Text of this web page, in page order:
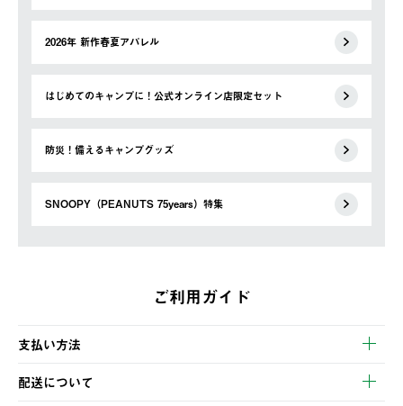
2026年 新作春夏アパレル
はじめてのキャンプに！公式オンライン店限定セット
防災！備えるキャンプグッズ
SNOOPY（PEANUTS 75years）特集
ご利用ガイド
支払い方法
以下のいずれかの方法でお支払いいただけます。
・クレジットカード決済
配送について